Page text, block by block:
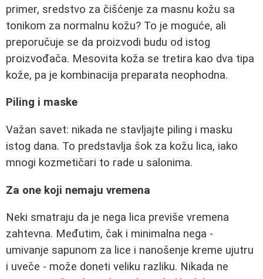
primer, sredstvo za čišćenje za masnu kožu sa
tonikom za normalnu kožu? To je moguće, ali
preporučuje se da proizvodi budu od istog
proizvođača. Mesovita koža se tretira kao dva tipa
kože, pa je kombinacija preparata neophodna.
Piling i maske
Važan savet: nikada ne stavljajte piling i masku
istog dana. To predstavlja šok za kožu lica, iako
mnogi kozmetičari to rade u salonima.
Za one koji nemaju vremena
Neki smatraju da je nega lica previše vremena
zahtevna. Međutim, čak i minimalna nega -
umivanje sapunom za lice i nanošenje kreme ujutru
i uveče - može doneti veliku razliku. Nikada ne